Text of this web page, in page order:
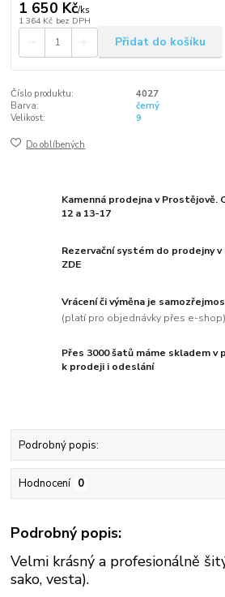
1 650 Kč/ks
1 364 Kč bez DPH
Přidat do košíku
Číslo produktu:
4027
Barva:
černý
Velikost:
9
Do oblíbených
Kamenná prodejna v
12 a 13-17
Rezervační systém do prodejny
ZDE
Vrácení či výměna je
(platí pro objednávky přes e-shop)
Přes 3000 šatů máme skladem v
k prodeji i odeslání
Podrobný popis:
Hodnocení 0
Podrobný popis:
Velmi krásný a profesionálně
sako, vesta).